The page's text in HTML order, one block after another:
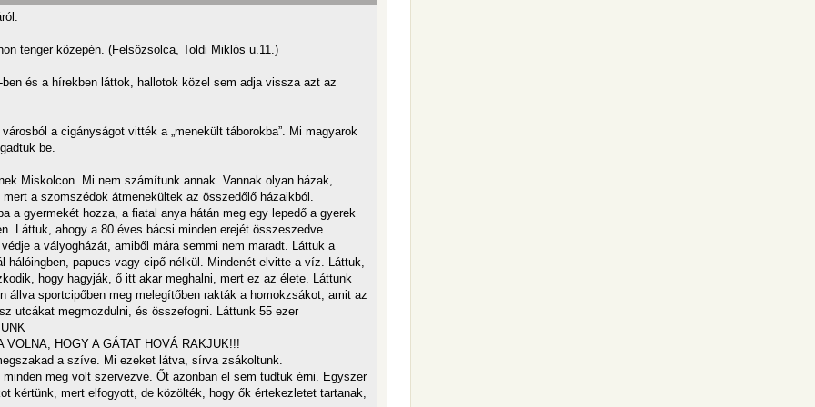
tenger közepén. (Felsőzsolca, Toldi Miklós u.11.)
és a hírekben láttok, hallotok közel sem adja vissza azt az
a cigányságot vitték a „menekült táborokba”. Mi magyarok
be.
Miskolcon. Mi nem számítunk annak. Vannak olyan házak,
a szomszédok átmenekültek az összedőlő házaikból.
a gyermekét hozza, a fiatal anya hátán meg egy lepedő a gyerek
Láttuk, ahogy a 80 éves bácsi minden erejét összeszedve
a vályogházát, amiből mára semmi nem maradt. Láttuk a
hálóingben, papucs vagy cipő nélkül. Mindenét elvitte a víz. Láttuk,
hogy hagyják, ő itt akar meghalni, mert ez az élete. Láttunk
állva sportcipőben meg melegítőben rakták a homokzsákot, amit az
utcákat megmozdulni, és összefogni. Láttunk 55 ezer
HOGY A GÁTAT HOVÁ RAKJUK!!!
a szíve. Mi ezeket látva, sírva zsákoltunk.
meg volt szervezve. Őt azonban el sem tudtuk érni. Egyszer
kértünk, mert elfogyott, de közölték, hogy ők értekezletet tartanak,